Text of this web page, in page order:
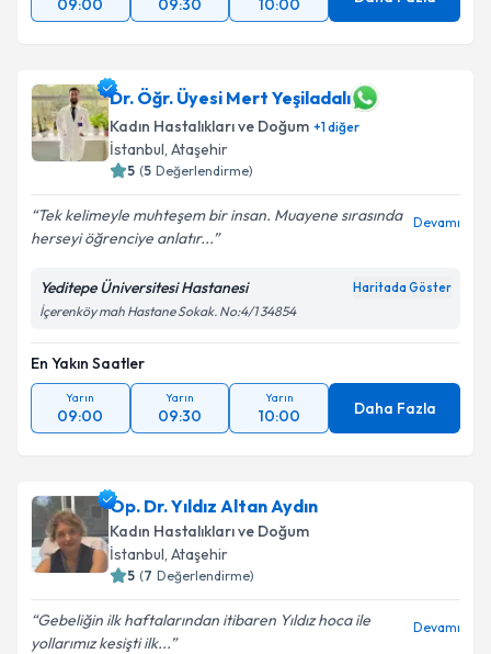
09:00 09:30 10:00
Dr. Öğr. Üyesi Mert Yeşiladalı
Kadın Hastalıkları ve Doğum +1diğer
İstanbul, Ataşehir
5 (5 Değerlendirme)
Tek kelimeyle muhteşem bir insan. Muayene sırasında
herseyi öğrenciye anlatır...
Devamı
Yeditepe Üniversitesi Hastanesi Haritada Göster
İçerenköy mah Hastane Sokak. No:4/1 34854
En Yakın Saatler
Yarın
09:00
Yarın
09:30
Yarın
10:00 Daha Fazla
Op. Dr. Yıldız Altan Aydın
Kadın Hastalıkları ve Doğum
İstanbul, Ataşehir
5 (7 Değerlendirme)
Gebeliğin ilk haftalarından itibaren Yıldız hoca ile
yollarımız kesişti ilk...
Devamı